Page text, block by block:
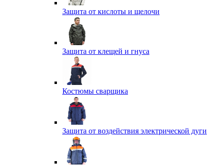
Защита от кислоты и щелочи
Защита от клещей и гнуса
Костюмы сварщика
Защита от воздействия электрической дуги